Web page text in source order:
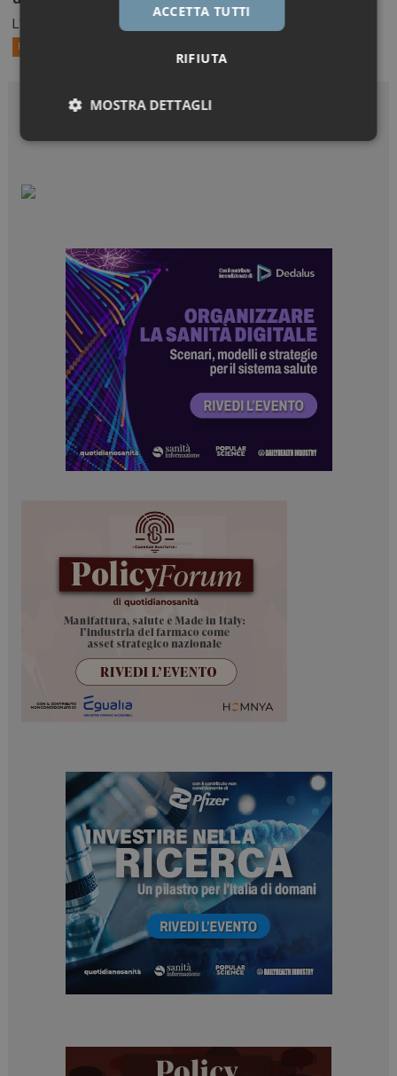
L’Agenzia ha pubblicato l’elenco aggiornato al 27 luglio dei...
Primo Piano
ACCETTA TUTTI
RIFIUTA
MOSTRA DETTAGLI
Necessari Marketing
Necessari Marketing
I cookie necessari contribuiscono a rendere fruibile il
sito web abilitandone funzionalità di base quali la
navigazione sulle pagine e l'accesso alle aree
protette del sito. Il sito web non è in grado di
funzionare correttamente senza questi cookie.
NOME
_ga
Google LLC
.dailyhealthindustry.it
ARRAffinitySameSite
Microsoft Corporation
.www.dailyhealthindustry.it